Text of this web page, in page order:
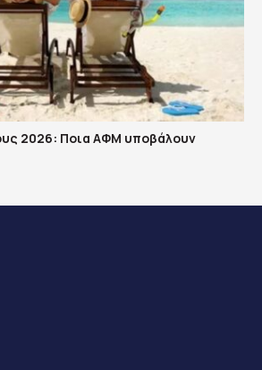
2026: Ποια ΑΦΜ υποβάλουν